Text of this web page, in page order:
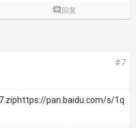
 回复
#7
pan.baidu.com/s/1q